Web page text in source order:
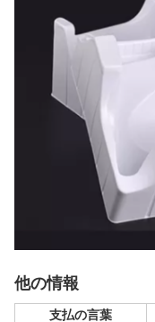
他の情報
支払の言葉